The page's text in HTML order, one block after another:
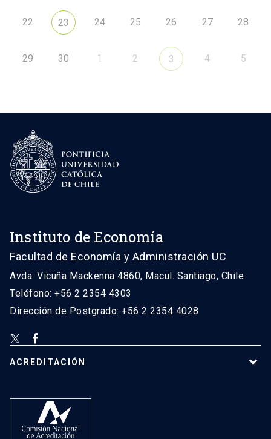
22 23 24 25 26 27 28
29 30 1 2 3 4 5
Instituto de Economía
Facultad de Economía y Administración UC
Avda. Vicuña Mackenna 4860, Macul. Santiago, Chile
Teléfono: +56 2 2354 4303
Dirección de Postgrado: +56 2 2354 4028
ACREDITACIÓN